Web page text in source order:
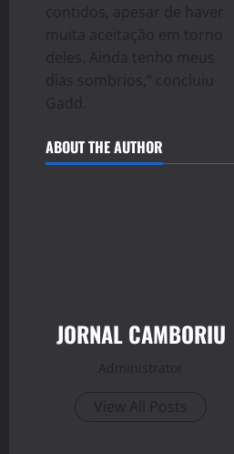
contidos, apesar de haver
muita aceitação em torno
deles. Ainda tenho meus
dias sombrios,” concluiu
Gadd.
ABOUT THE AUTHOR
JORNAL CAMBORIU
Administrator
View All Posts